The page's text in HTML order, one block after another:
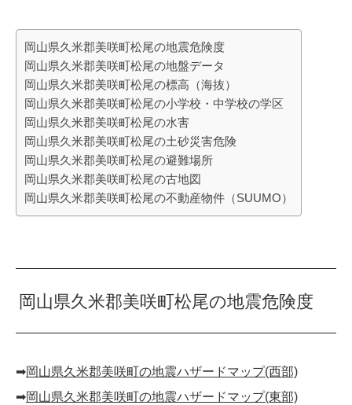
岡山県久米郡美咲町松尾の地震危険度
岡山県久米郡美咲町松尾の地盤データ
岡山県久米郡美咲町松尾の標高（海抜）
岡山県久米郡美咲町松尾の小学校・中学校の学区
岡山県久米郡美咲町松尾の水害
岡山県久米郡美咲町松尾の土砂災害危険
岡山県久米郡美咲町松尾の避難場所
岡山県久米郡美咲町松尾の古地図
岡山県久米郡美咲町松尾の不動産物件（SUUMO）
岡山県久米郡美咲町松尾の地震危険度
➡︎岡山県久米郡美咲町の地震ハザードマップ(西部)
➡︎岡山県久米郡美咲町の地震ハザードマップ(東部)